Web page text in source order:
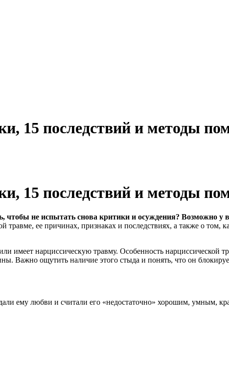
15 последствий и методы
15 последствий и методы
, чтобы не испытать снова критики и осуждения? Возможно у
ее причинах, признаках и последствиях, а также о том,
имеет нарциссическую травму. Особенность нарциссической
Важно ощутить наличие этого стыда и понять, что он
ему любви и считали его «недостаточно» хорошим, умным,